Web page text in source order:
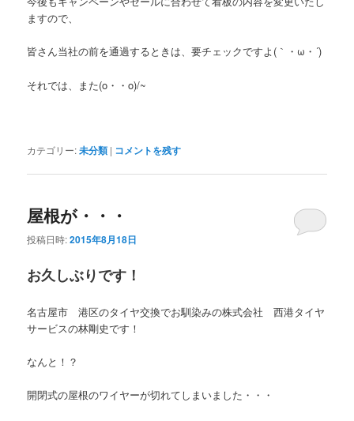
ますので、
皆さん当社の前を通過するときは、要チェックですよ(｀・ω・´)
それでは、また(o・・o)/~
カテゴリー:未分類 | コメントを残す
屋根が・・・
投稿日時:2015年8月18日
お久しぶりです！
名古屋市 港区のタイヤ交換でお馴染みの株式会社 西港タイヤ
サービスの林剛史です！
なんと！？
開閉式の屋根のワイヤーが切れてしまいました・・・